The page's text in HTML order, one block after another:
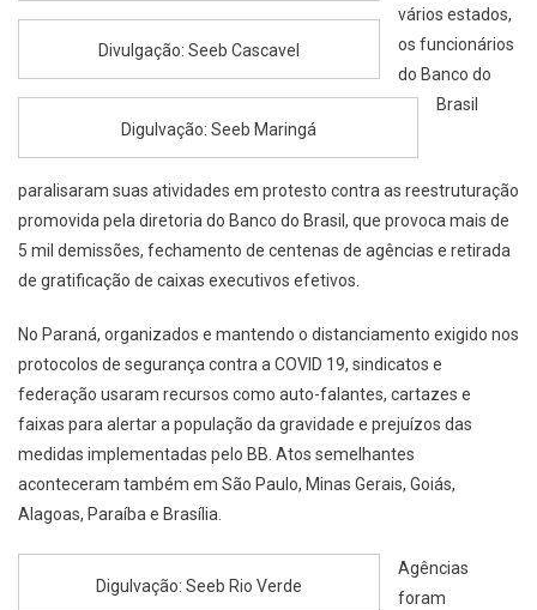
Divulgação: Seeb Cascavel
Digulvação: Seeb Maringá
vários estados,
os funcionários
do Banco do
Brasil
paralisaram suas atividades em protesto contra as reestruturação
promovida pela diretoria do Banco do Brasil, que provoca mais de
5 mil demissões, fechamento de centenas de agências e retirada
de gratificação de caixas executivos efetivos.
No Paraná, organizados e mantendo o distanciamento exigido nos
protocolos de segurança contra a COVID 19, sindicatos e
federação usaram recursos como auto-falantes, cartazes e
faixas para alertar a população da gravidade e prejuízos das
medidas implementadas pelo BB. Atos semelhantes
aconteceram também em São Paulo, Minas Gerais, Goiás,
Alagoas, Paraíba e Brasília.
Digulvação: Seeb Rio Verde
Agências
foram